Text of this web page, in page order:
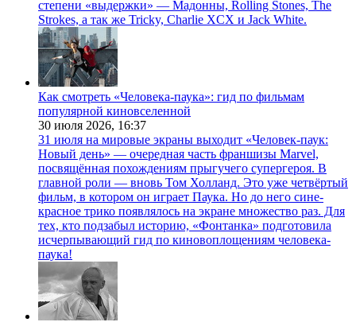
степени «выдержки» — Мадонны, Rolling Stones, The
Strokes, а так же Tricky, Charlie XCX и Jack White.
Как смотреть «Человека-паука»: гид по фильмам
популярной киновселенной
30 июля 2026, 16:37
31 июля на мировые экраны выходит «Человек-паук:
Новый день» — очередная часть франшизы Marvel,
посвящённая похождениям прыгучего супергероя. В
главной роли — вновь Том Холланд. Это уже четвёртый
фильм, в котором он играет Паука. Но до него сине-
красное трико появлялось на экране множество раз. Для
тех, кто подзабыл историю, «Фонтанка» подготовила
исчерпывающий гид по киновоплощениям человека-
паука!